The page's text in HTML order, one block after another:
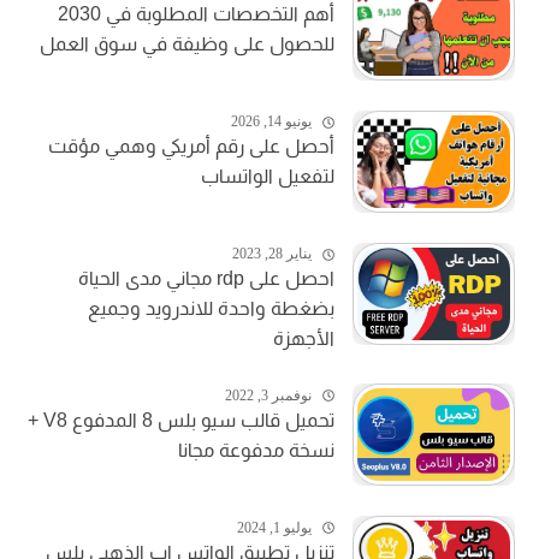
أهم التخصصات المطلوبة في 2030
للحصول على وظيفة في سوق العمل
يونيو 14, 2026
أحصل على رقم أمريكي وهمي مؤقت
لتفعيل الواتساب
يناير 28, 2023
احصل على rdp مجاني مدى الحياة
بضغطة واحدة للاندرويد وجميع
الأجهزة
نوفمبر 3, 2022
تحميل قالب سيو بلس 8 المدفوع V8 +
نسخة مدفوعة مجانا
يوليو 1, 2024
تنزيل تطبيق الواتس اب الذهبي بلس